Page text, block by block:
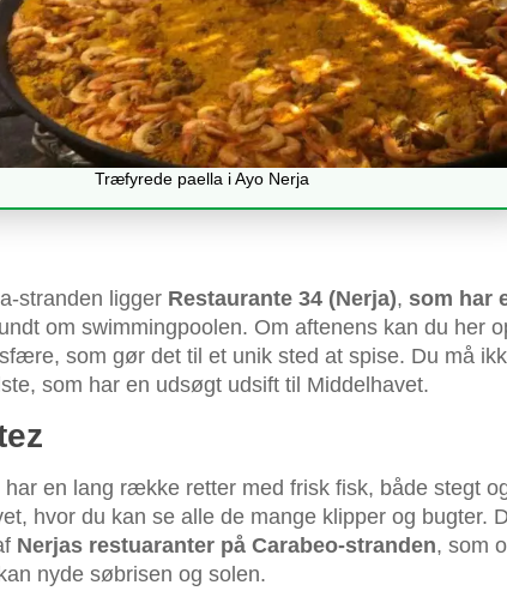
Træfyrede paella i Ayo Nerja
stranden ligger Restaurante 34 (Nerja), som har
om swimmingpoolen. Om aftenens kan du her
som gør det til et unik sted at spise. Du må
som har en udsøgt udsift til Middelhavet.
har en lang række retter med frisk fisk, både stegt
hvor du kan se alle de mange klipper og bugter.
Nerjas restuaranter på Carabeo-stranden, som
nyde søbrisen og solen.